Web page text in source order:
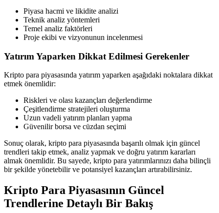
Piyasa hacmi ve likidite analizi
Teknik analiz yöntemleri
Temel analiz faktörleri
Proje ekibi ve vizyonunun incelenmesi
Yatırım Yaparken Dikkat Edilmesi Gerekenler
Kripto para piyasasında yatırım yaparken aşağıdaki noktalara dikkat
etmek önemlidir:
Riskleri ve olası kazançları değerlendirme
Çeşitlendirme stratejileri oluşturma
Uzun vadeli yatırım planları yapma
Güvenilir borsa ve cüzdan seçimi
Sonuç olarak, kripto para piyasasında başarılı olmak için güncel
trendleri takip etmek, analiz yapmak ve doğru yatırım kararları
almak önemlidir. Bu sayede, kripto para yatırımlarınızı daha bilinçli
bir şekilde yönetebilir ve potansiyel kazançları artırabilirsiniz.
Kripto Para Piyasasının Güncel
Trendlerine Detaylı Bir Bakış